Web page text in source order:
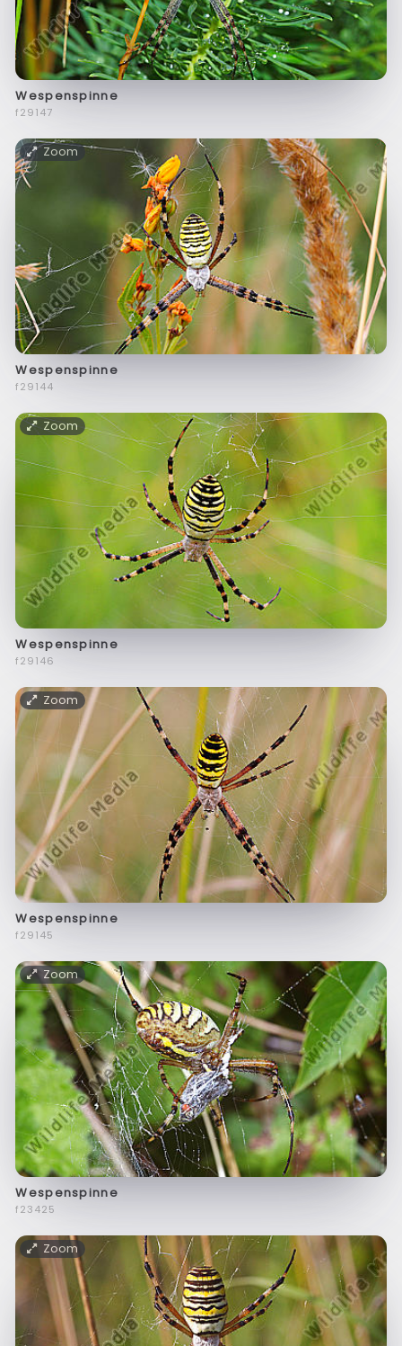
Wespenspinne
f29147
Zoom
Wespenspinne
f29144
Zoom
Wespenspinne
f29146
Zoom
Wespenspinne
f29145
Zoom
Wespenspinne
f23425
Zoom